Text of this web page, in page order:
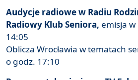
Audycje radiowe w Radiu
Radiowy Klub Seniora, emisja w
14:05
Oblicza Wrocławia w tematach
o godz. 17:10